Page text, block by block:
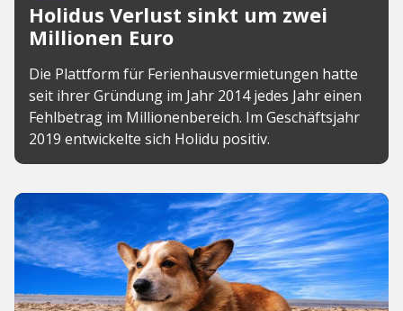
Holidus Verlust sinkt um zwei
Millionen Euro
Die Plattform für Ferienhausvermietungen hatte
seit ihrer Gründung im Jahr 2014 jedes Jahr einen
Fehlbetrag im Millionenbereich. Im Geschäftsjahr
2019 entwickelte sich Holidu positiv.